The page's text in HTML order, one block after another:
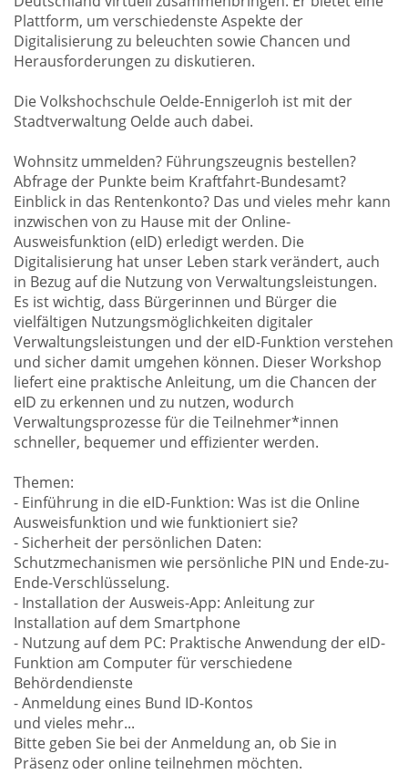
Plattform, um verschiedenste Aspekte der
Digitalisierung zu beleuchten sowie Chancen und
Herausforderungen zu diskutieren.
Die Volkshochschule Oelde-Ennigerloh ist mit der
Stadtverwaltung Oelde auch dabei.
Wohnsitz ummelden? Führungszeugnis bestellen?
Abfrage der Punkte beim Kraftfahrt-Bundesamt?
Einblick in das Rentenkonto? Das und vieles mehr kann
inzwischen von zu Hause mit der Online-
Ausweisfunktion (eID) erledigt werden. Die
Digitalisierung hat unser Leben stark verändert, auch
in Bezug auf die Nutzung von Verwaltungsleistungen.
Es ist wichtig, dass Bürgerinnen und Bürger die
vielfältigen Nutzungsmöglichkeiten digitaler
Verwaltungsleistungen und der eID-Funktion verstehen
und sicher damit umgehen können. Dieser Workshop
liefert eine praktische Anleitung, um die Chancen der
eID zu erkennen und zu nutzen, wodurch
Verwaltungsprozesse für die Teilnehmer*innen
schneller, bequemer und effizienter werden.
Themen:
- Einführung in die eID-Funktion: Was ist die Online
Ausweisfunktion und wie funktioniert sie?
- Sicherheit der persönlichen Daten:
Schutzmechanismen wie persönliche PIN und Ende-zu-
Ende-Verschlüsselung.
- Installation der Ausweis-App: Anleitung zur
Installation auf dem Smartphone
- Nutzung auf dem PC: Praktische Anwendung der eID-
Funktion am Computer für verschiedene
Behördendienste
- Anmeldung eines Bund ID-Kontos
und vieles mehr...
Bitte geben Sie bei der Anmeldung an, ob Sie in
Präsenz oder online teilnehmen möchten.